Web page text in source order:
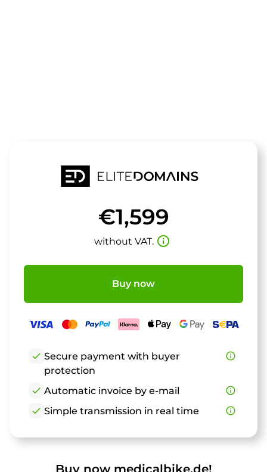
€1,599
without VAT. info_outline
Buy now
check Secure payment with buyer
protection
info_outline
check Automatic invoice by e-mail
info_outline
check Simple transmission in real time info_outline
Buy now medicalbike.de!